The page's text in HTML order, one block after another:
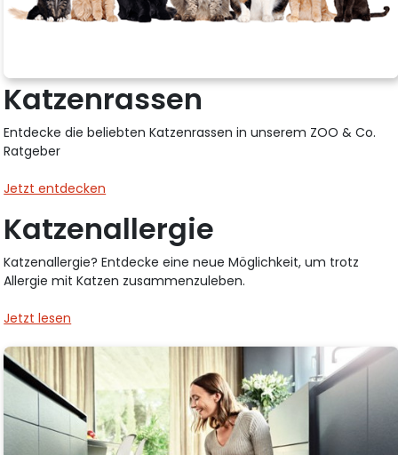
Katzenrassen
Entdecke die beliebten Katzenrassen in unserem ZOO & Co.
Ratgeber
Jetzt entdecken
Katzenallergie
Katzenallergie? Entdecke eine neue Möglichkeit, um trotz
Allergie mit Katzen zusammenzuleben.
Jetzt lesen